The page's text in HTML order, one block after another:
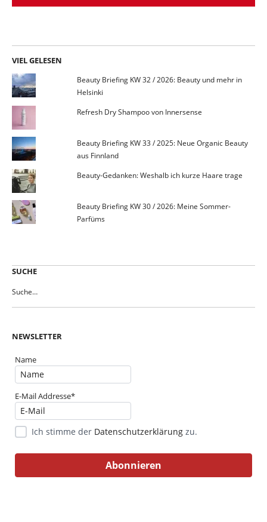
VIEL GELESEN
Beauty Briefing KW 32 / 2026: Beauty und mehr in
Helsinki
Refresh Dry Shampoo von Innersense
Beauty Briefing KW 33 / 2025: Neue Organic Beauty
aus Finnland
Beauty-Gedanken: Weshalb ich kurze Haare trage
Beauty Briefing KW 30 / 2026: Meine Sommer-
Parfüms
SUCHE
NEWSLETTER
Name
E-Mail Addresse*
Ich stimme der Datenschutzerklärung zu.